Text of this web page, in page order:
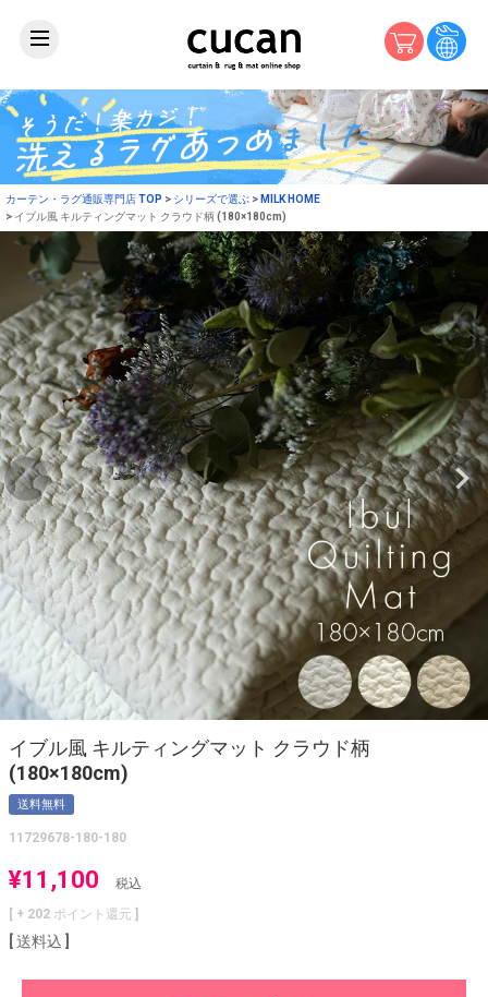
カーテン・ラグ通販専門店 TOP シリーズで選ぶ
MILK HOME
イブル風 キルティングマット クラウド柄 (180×180cm)
イブル風 キルティングマット クラウド柄
(180×180cm)
送料無料
11729678-180-180
¥11,100
税込
[ + 202 ポイント還元 ]
送料込